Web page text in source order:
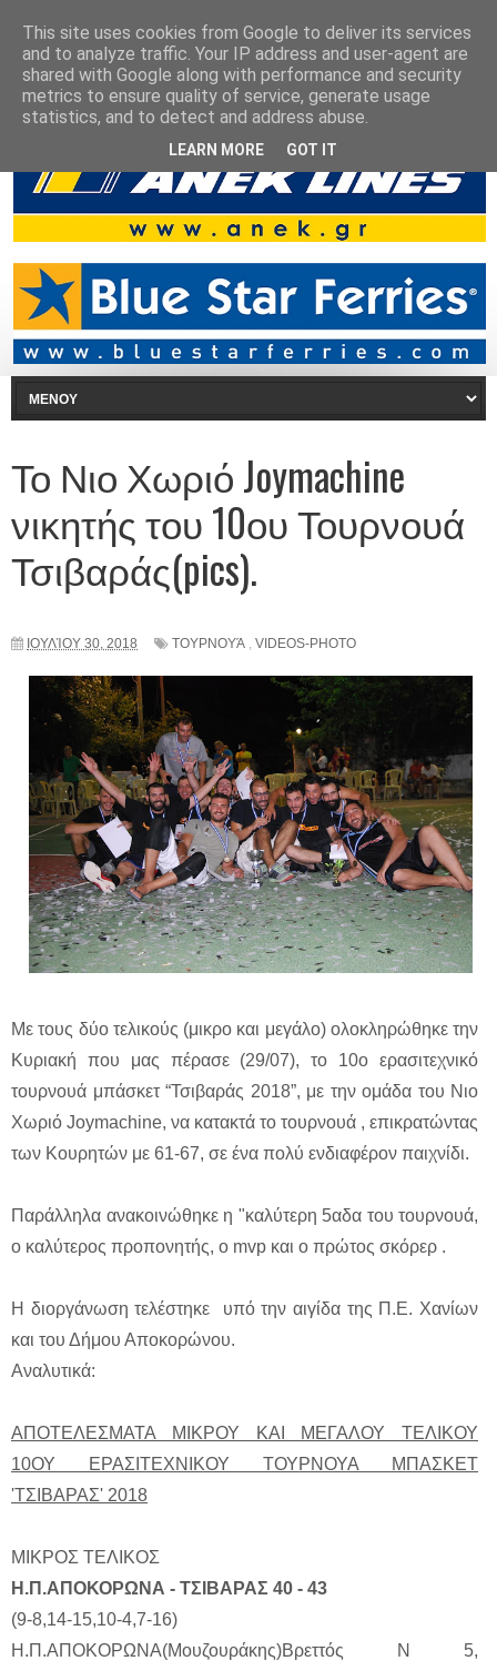
Το Νιο Χωριό Joymachine
νικητής του 10ου Τουρνουά
Τσιβαράς(pics).
ΙΟΥΛΊΟΥ 30, 2018 ΤΟΥΡΝΟΥΆ , VIDEOS-PHOTO
Με τους δύο τελικούς (μικρο και μεγάλο) ολοκληρώθηκε την
Κυριακή που μας πέρασε (29/07), το 10ο ερασιτεχνικό
τουρνουά μπάσκετ “Τσιβαράς 2018”, με την ομάδα του Νιο
Χωριό Joymachine, να κατακτά το τουρνουά , επικρατώντας
των Κουρητών με 61-67, σε ένα πολύ ενδιαφέρον παιχνίδι.
Παράλληλα ανακοινώθηκε η "καλύτερη 5αδα του τουρνουά,
ο καλύτερος προπονητής, ο mvp και ο πρώτος σκόρερ .
Η διοργάνωση τελέστηκε υπό την αιγίδα της Π.Ε. Χανίων
και του Δήμου Αποκορώνου.
Αναλυτικά:
ΑΠΟΤΕΛΕΣΜΑΤΑ ΜΙΚΡΟΥ ΚΑΙ ΜΕΓΑΛΟΥ ΤΕΛΙΚΟΥ
10ΟΥ ΕΡΑΣΙΤΕΧΝΙΚΟΥ ΤΟΥΡΝΟΥΑ ΜΠΑΣΚΕΤ
'ΤΣΙΒΑΡΑΣ' 2018
ΜΙΚΡΟΣ ΤΕΛΙΚΟΣ
Η.Π.ΑΠΟΚΟΡΩΝΑ - ΤΣΙΒΑΡΑΣ 40 - 43
(9-8,14-15,10-4,7-16)
Η.Π.ΑΠΟΚΟΡΩΝΑ(Μουζουράκης)Βρεττός Ν 5,
This site uses cookies from Google to deliver its services
and to analyze traffic. Your IP address and user-agent are
shared with Google along with performance and security
metrics to ensure quality of service, generate usage
statistics, and to detect and address abuse.
LEARN MORE GOT IT